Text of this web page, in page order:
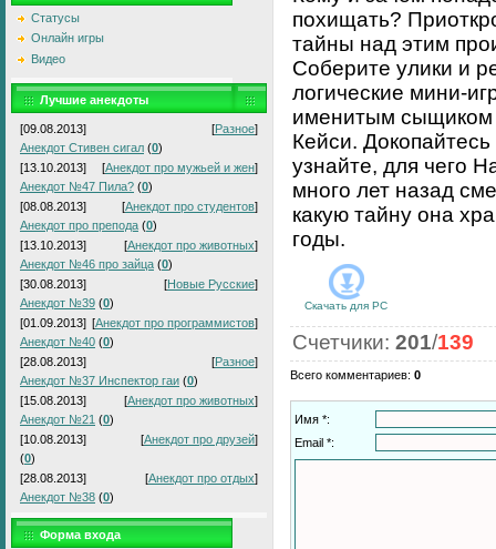
Статусы
Онлайн игры
Видео
Лучшие анекдоты
[09.08.2013] [Разное]
Анекдот Стивен сигал (0)
[13.10.2013]
[Анекдот про мужьей и жен]
Анекдот №47 Пила? (0)
[08.08.2013]
[Анекдот про студентов]
Анекдот про препода (0)
[13.10.2013]
[Анекдот про животных]
Анекдот №46 про зайца (0)
[30.08.2013]
[Новые Русские]
Анекдот №39 (0)
[01.09.2013] [Анекдот про программистов]
Анекдот №40 (0)
[28.08.2013]
[Разное]
Анекдот №37 Инспектор гаи (0)
[15.08.2013]
[Анекдот про животных]
Анекдот №21 (0)
[10.08.2013]
[Анекдот про друзей]
(0)
[28.08.2013]
[Анекдот про отдых]
Анекдот №38 (0)
Форма входа
похищать?
тайны над этим
Соберите улики и
логические мини-
именитым
Кейси.
узнайте, для чего
много лет назад
какую тайну она
годы.
Скачать для PC
Счетчики: 201/139
Всего комментариев: 0
Имя *:
Email *: